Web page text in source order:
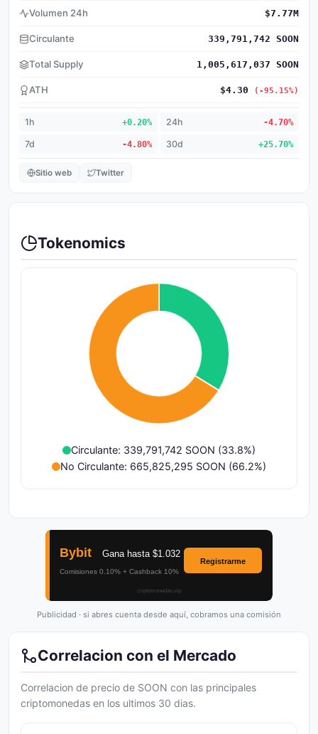
Volumen 24h $7.77M
Circulante 339,791,742 SOON
Total Supply 1,005,617,037 SOON
ATH $4.30 (-95.15%)
1h +0.20% 24h -4.70%
7d -4.80% 30d +25.70%
Sitio web Twitter
Tokenomics
Circulante: 339,791,742 SOON (33.8%)
No Circulante: 665,825,295 SOON (66.2%)
Publicidad · si abres cuenta desde aquí, cobramos una comisión
Correlacion con el Mercado
Correlacion de precio de SOON con las principales
criptomonedas en los ultimos 30 dias.